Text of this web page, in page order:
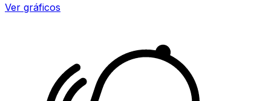
Ver gráficos